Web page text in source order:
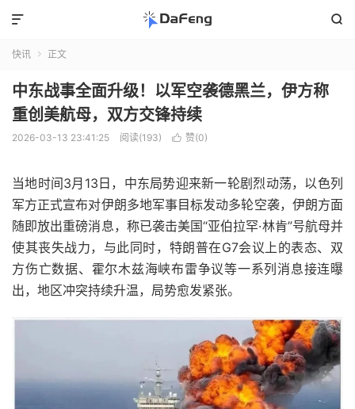


快讯  正文
中东战事全面升级！以军空袭德黑兰，伊方称
重创美航母，双方交锋持续
2026-03-13 23:41:25 阅读(193)  赞(0)
当地时间3月13日，中东局势迎来新一轮剧烈动荡，以色列
军方正式宣布对伊朗多地军事目标发动多轮空袭，伊朗方面
随即放出重磅消息，称已袭击美国“亚伯拉罕·林肯”号航母并
使其丧失战力，与此同时，特朗普在G7会议上的表态、双
方伤亡数据、霍尔木兹海峡布雷争议等一系列消息接连曝
出，地区冲突持续升温，局势愈发紧张。